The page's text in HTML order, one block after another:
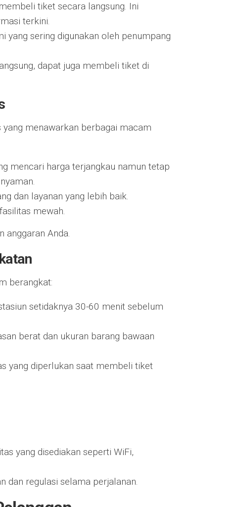
tiket secara langsung. Ini
terkini.
yang sering digunakan oleh penumpang
dapat juga membeli tiket di
menawarkan berbagai macam
mencari harga terjangkau namun tetap
dan layanan yang lebih baik.
mewah.
anggaran Anda.
berangkat:
setidaknya 30-60 menit sebelum
berat dan ukuran barang bawaan
yang diperlukan saat membeli tiket
yang disediakan seperti WiFi,
dan regulasi selama perjalanan.